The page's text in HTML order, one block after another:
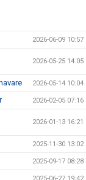
2026-06-09 10:57
2026-05-25 14:05
2026-05-14 10:04
2026-02-05 07:16
2026-01-13 16:21
2025-11-30 13:02
2025-09-17 08:28